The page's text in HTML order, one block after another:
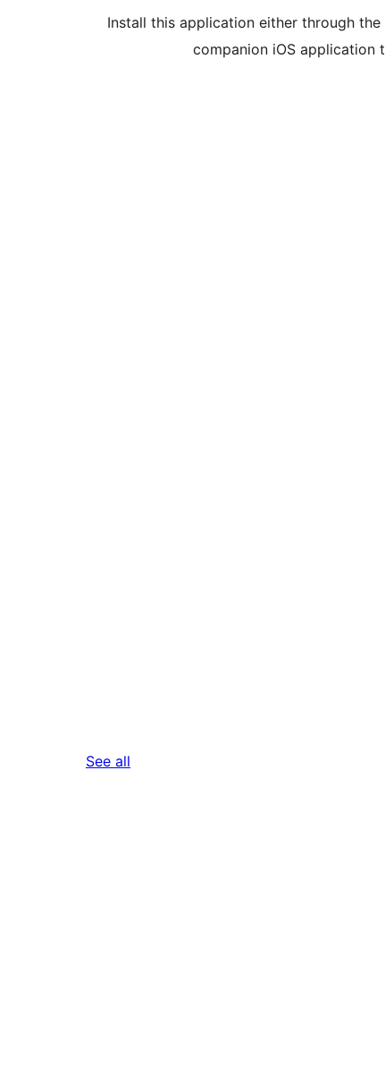
Install this application either through
companion iOS application
See all